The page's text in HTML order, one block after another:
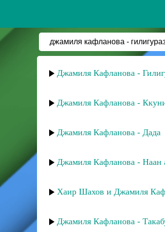
Джамиля Кафланова -
Джамиля Кафланова -
Джамиля Кафланова - Дада
Джамиля Кафланова - Наан
Хаир Шахов и Джамиля
Джамиля Кафланова -